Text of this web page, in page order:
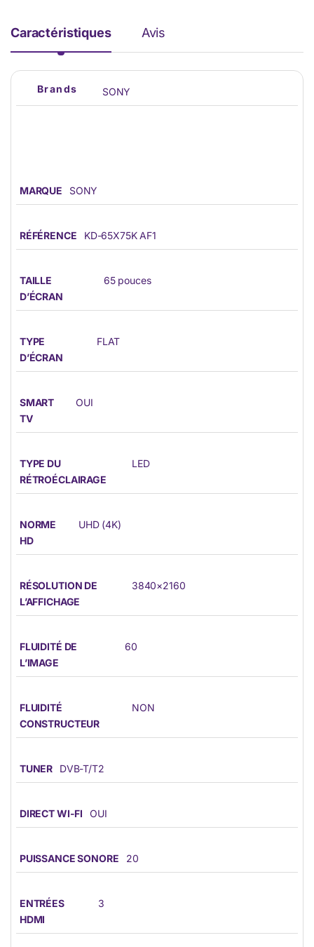
Caractéristiques Avis
Brands SONY
MARQUE SONY
RÉFÉRENCE KD-65X75K AF1
TAILLE
D’ÉCRAN
65 pouces
TYPE
D’ÉCRAN
FLAT
SMART
TV
OUI
TYPE DU
RÉTROÉCLAIRAGE
LED
NORME
HD
UHD (4K)
RÉSOLUTION DE
L’AFFICHAGE
3840×2160
FLUIDITÉ DE
L’IMAGE
60
FLUIDITÉ
CONSTRUCTEUR
NON
TUNER DVB-T/T2
DIRECT WI-FI OUI
PUISSANCE SONORE 20
ENTRÉES
HDMI
3